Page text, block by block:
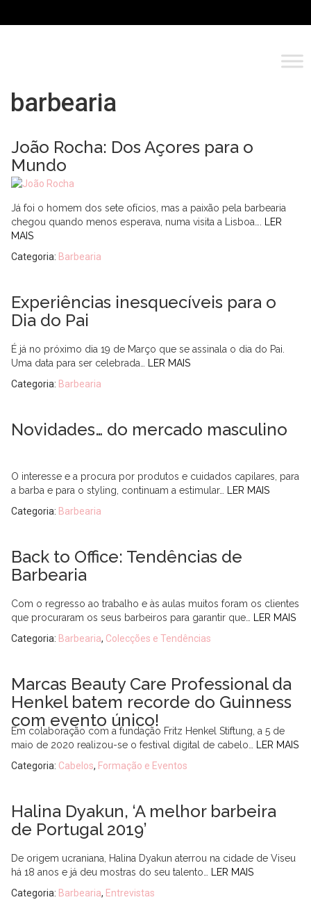
barbearia
João Rocha: Dos Açores para o
Mundo
Já foi o homem dos sete ofícios, mas a paixão pela barbearia
chegou quando menos esperava, numa visita a Lisboa….
LER
MAIS
Categoria: Barbearia
Experiências inesquecíveis para o
Dia do Pai
É já no próximo dia 19 de Março que se assinala o dia do Pai.
Uma data para ser celebrada…
LER MAIS
Categoria: Barbearia
Novidades… do mercado masculino
O interesse e a procura por produtos e cuidados capilares, para
a barba e para o styling, continuam a estimular…
LER MAIS
Categoria: Barbearia
Back to Office: Tendências de
Barbearia
Com o regresso ao trabalho e às aulas muitos foram os clientes
que procuraram os seus barbeiros para garantir que…
LER MAIS
Categoria: Barbearia, Colecções e Tendências
Marcas Beauty Care Professional da
Henkel batem recorde do Guinness
com evento único!
Em colaboração com a fundação Fritz Henkel Stiftung, a 5 de
maio de 2020 realizou-se o festival digital de cabelo…
LER MAIS
Categoria: Cabelos, Formação e Eventos
Halina Dyakun, ‘A melhor barbeira
de Portugal 2019’
De origem ucraniana, Halina Dyakun aterrou na cidade de Viseu
há 18 anos e já deu mostras do seu talento…
LER MAIS
Categoria: Barbearia, Entrevistas